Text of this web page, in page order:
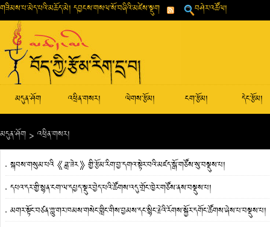
གཟིམས་པ་མེད་པའི་མཆོད་མེ། དབྱངས་གསལ་སོ་བཞིའི་མཛེས་སྡུག བཤེར་འཚོལ།
མདུན་ཤོག འཕྲིན་གསར། ལེགས་རྩོམ། ངག་རྩོམ། དེང་རྩོམ།
མདུན་ཤོག > འཕྲིན་གསར།
སྐབས་གསུམ་པའི《ཟླ་ཟེར》གྱི་རྩོམ་རིག་བྱ་དགའ་སྟེར་བའི་མཛད་སྒོ་གཙོས་སུ་བསྡུས་པ།
དཔའ་དར་གྱི་སྙན་ངག་ལ་དཔྱད་སྡུར་བྱེད་པའི་ཚོགས་འདུ་གྲོང་ཁྱེར་གཙོས་ནས་བསྡུས་པ།
མགར་སྟོང་བཙན་གླུ་གར་ཁམས་གསེང་གླིང་གིས་བྱམས་དང་སྙིང་རྗེའི་རོགས་སྐྱོར་དགོང་ཚོགས་ཞེས་པ་བསྡུས་པ།